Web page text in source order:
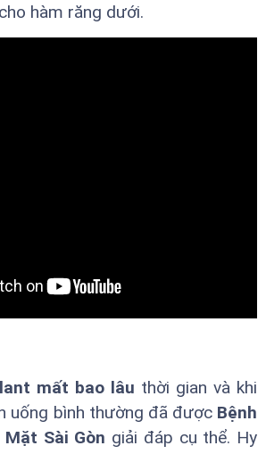
hàm răng dưới.
mất bao lâu thời gian và khi
uống bình thường đã được Bệnh
Sài Gòn giải đáp cụ thể. Hy